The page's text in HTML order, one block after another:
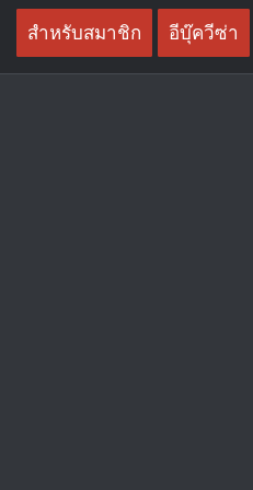
Skip
content
สำหรับสมาชิก อีบุ๊ควีซ่า